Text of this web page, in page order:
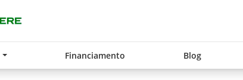
Financiamento Blog